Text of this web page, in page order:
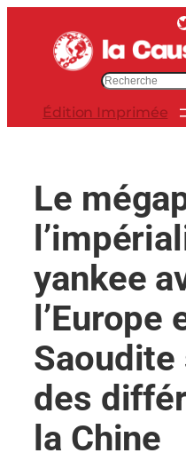
contenu
Twitter
r
Édition Imprimée
Le
yankee
l’Europe
Saoudite
des
la Chine